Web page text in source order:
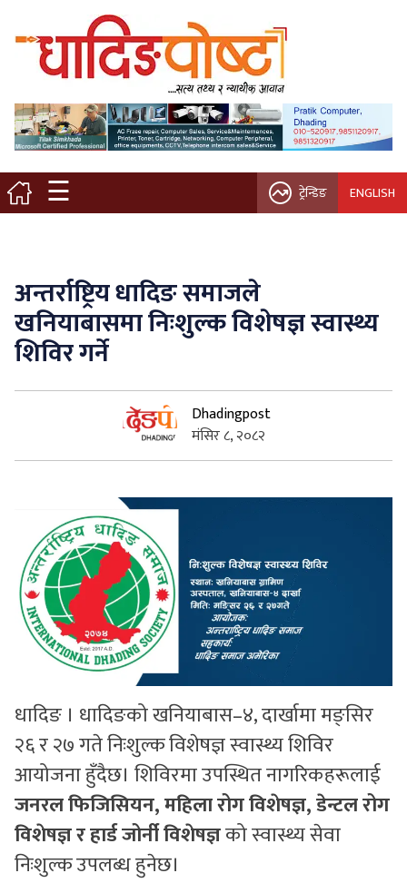
☰
मुख्य पृष्ठ
स्थानीय समाचार
विचार / ब्लग
नगर/गाउँ पालिका
कृषि/सहकारी
साहित्य / संस्कृति
प्रवास
ट्रेन्डिङ ENGLISH
अन्तर्राष्ट्रिय धादिङ समाजले
खनियाबासमा निःशुल्क विशेषज्ञ स्वास्थ्य
शिविर गर्ने
Dhadingpost
मंसिर ८, २०८२
धादिङ । धादिङको खनियाबास–४, दार्खामा मङ्सिर
२६ र २७ गते निःशुल्क विशेषज्ञ स्वास्थ्य शिविर
आयोजना हुँदैछ। शिविरमा उपस्थित नागरिकहरूलाई
जनरल फिजिसियन, महिला रोग विशेषज्ञ, डेन्टल रोग
विशेषज्ञ र हार्ड जोर्नी विशेषज्ञको स्वास्थ्य सेवा
निःशुल्क उपलब्ध हुनेछ।